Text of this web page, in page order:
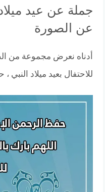
عن الصورة
أدناه نعرض مجموعة من
للاحتفال بعيد ميلاد